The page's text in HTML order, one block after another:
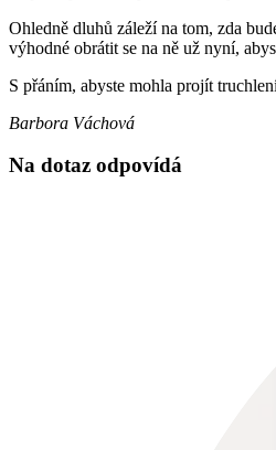
Ohledně dluhů záleží na tom, zda
výhodné obrátit se na ně už nyní,
S přáním, abyste mohla projít
Barbora Váchová
Na dotaz odpovídá